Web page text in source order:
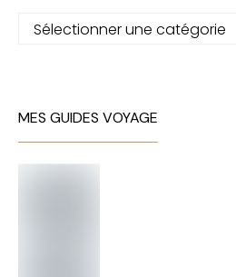
Catégories
MES GUIDES VOYAGE